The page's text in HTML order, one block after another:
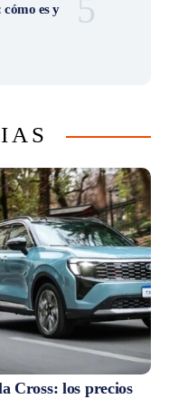
es y
Cross: los precios